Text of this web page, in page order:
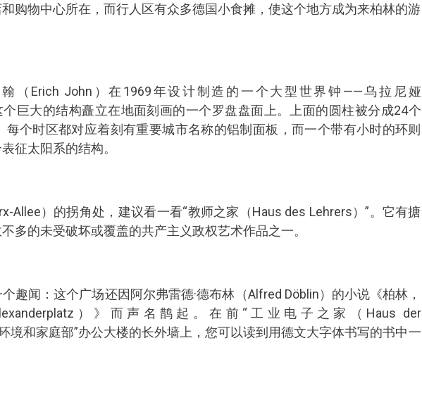
购物中心所在，而行人区有众多德国小食摊，使这个地方成为来柏林的游
（Erich John）在1969年设计制造的一个大型世界钟——乌拉尼娅
巨大的结构矗立在地面刻画的一个罗盘盘面上。上面的圆柱被分成24个
每个时区都对应着刻有重要城市名称的铝制面板，而一个带有小时的环则
征太阳系的结构。
Allee）的拐角处，建议看一看“教师之家（Haus des Lehrers）”。它有搪
多的未受破坏或覆盖的共产主义政权艺术作品之一。
趣闻：这个广场还因阿尔弗雷德·德布林（Alfred Döblin）的小说《柏林，
）》而声名鹊起。在前“工业电子之家（Haus der
境和家庭部”办公大楼的长外墙上，您可以读到用德文大字体书写的书中一